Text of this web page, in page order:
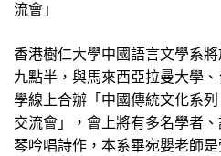
流會」
香港樹仁大學中國語言文學系將
九點半，與馬來西亞拉曼大學、
學線上合辦 「 中國傳統文化系列
交流會 」 ，會上將有多名學者、
琴吟唱詩作， 本系畢宛嬰老師